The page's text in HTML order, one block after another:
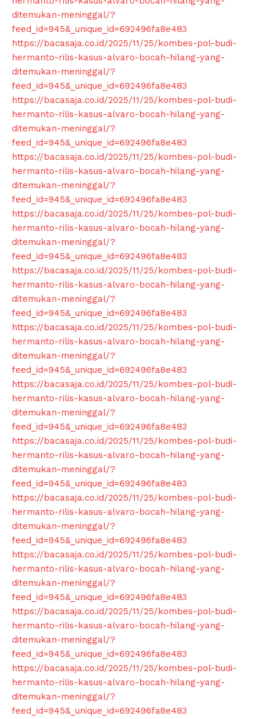
ditemukan-meninggal/?
feed_id=945&_unique_id=692496fa8e483
https://bacasaja.co.id/2025/11/25/kombes-pol-budi-
hermanto-rilis-kasus-alvaro-bocah-hilang-yang-
ditemukan-meninggal/?
feed_id=945&_unique_id=692496fa8e483
https://bacasaja.co.id/2025/11/25/kombes-pol-budi-
hermanto-rilis-kasus-alvaro-bocah-hilang-yang-
ditemukan-meninggal/?
feed_id=945&_unique_id=692496fa8e483
https://bacasaja.co.id/2025/11/25/kombes-pol-budi-
hermanto-rilis-kasus-alvaro-bocah-hilang-yang-
ditemukan-meninggal/?
feed_id=945&_unique_id=692496fa8e483
https://bacasaja.co.id/2025/11/25/kombes-pol-budi-
hermanto-rilis-kasus-alvaro-bocah-hilang-yang-
ditemukan-meninggal/?
feed_id=945&_unique_id=692496fa8e483
https://bacasaja.co.id/2025/11/25/kombes-pol-budi-
hermanto-rilis-kasus-alvaro-bocah-hilang-yang-
ditemukan-meninggal/?
feed_id=945&_unique_id=692496fa8e483
https://bacasaja.co.id/2025/11/25/kombes-pol-budi-
hermanto-rilis-kasus-alvaro-bocah-hilang-yang-
ditemukan-meninggal/?
feed_id=945&_unique_id=692496fa8e483
https://bacasaja.co.id/2025/11/25/kombes-pol-budi-
hermanto-rilis-kasus-alvaro-bocah-hilang-yang-
ditemukan-meninggal/?
feed_id=945&_unique_id=692496fa8e483
https://bacasaja.co.id/2025/11/25/kombes-pol-budi-
hermanto-rilis-kasus-alvaro-bocah-hilang-yang-
ditemukan-meninggal/?
feed_id=945&_unique_id=692496fa8e483
https://bacasaja.co.id/2025/11/25/kombes-pol-budi-
hermanto-rilis-kasus-alvaro-bocah-hilang-yang-
ditemukan-meninggal/?
feed_id=945&_unique_id=692496fa8e483
https://bacasaja.co.id/2025/11/25/kombes-pol-budi-
hermanto-rilis-kasus-alvaro-bocah-hilang-yang-
ditemukan-meninggal/?
feed_id=945&_unique_id=692496fa8e483
https://bacasaja.co.id/2025/11/25/kombes-pol-budi-
hermanto-rilis-kasus-alvaro-bocah-hilang-yang-
ditemukan-meninggal/?
feed_id=945&_unique_id=692496fa8e483
https://bacasaja.co.id/2025/11/25/kombes-pol-budi-
hermanto-rilis-kasus-alvaro-bocah-hilang-yang-
ditemukan-meninggal/?
feed_id=945&_unique_id=692496fa8e483